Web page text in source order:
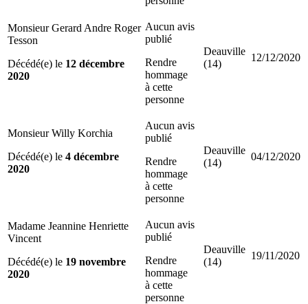
Monsieur Gerard Andre Roger
Tesson
Décédé(e) le 12 décembre
2020
Aucun avis
publié
Rendre
hommage
à cette
personne
Deauville
(14)
12/12/2020
Monsieur Willy Korchia
Décédé(e) le 4 décembre
2020
Aucun avis
publié
Rendre
hommage
à cette
personne
Deauville
(14)
04/12/2020
Madame Jeannine Henriette
Vincent
Décédé(e) le 19 novembre
2020
Aucun avis
publié
Rendre
hommage
à cette
personne
Deauville
(14)
19/11/2020